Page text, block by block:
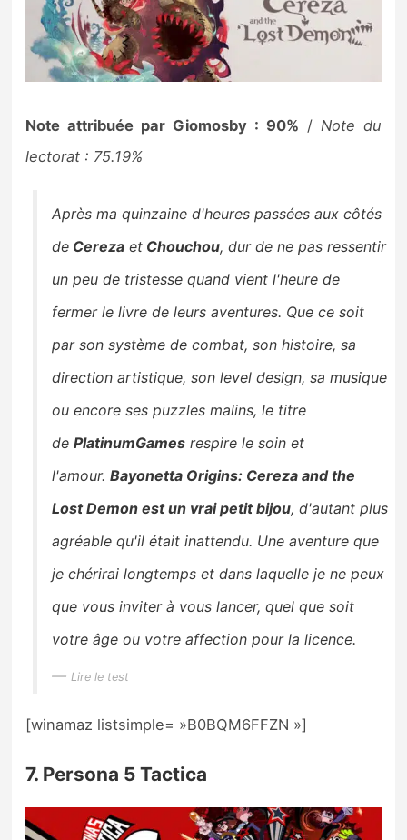
Note attribuée par Giomosby : 90% / Note du
lectorat : 75.19%
Après ma quinzaine d'heures passées aux côtés
de Cereza et Chouchou, dur de ne pas ressentir
un peu de tristesse quand vient l'heure de
fermer le livre de leurs aventures. Que ce soit
par son système de combat, son histoire, sa
direction artistique, son level design, sa musique
ou encore ses puzzles malins, le titre
dePlatinumGames respire le soin et
l'amour.Bayonetta Origins: Cereza and the
Lost Demon est un vrai petit bijou, d'autant plus
agréable qu'il était inattendu. Une aventure que
je chérirai longtemps et dans laquelle je ne peux
que vous inviter à vous lancer, quel que soit
votre âge ou votre affection pour la licence.
Lire le test
[winamaz listsimple= »B0BQM6FFZN »]
7. Persona 5 Tactica